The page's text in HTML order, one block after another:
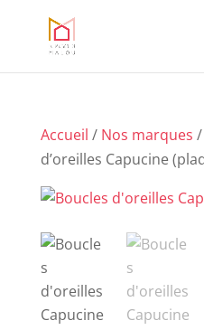
Accueil / Nos marques /
d’oreilles Capucine